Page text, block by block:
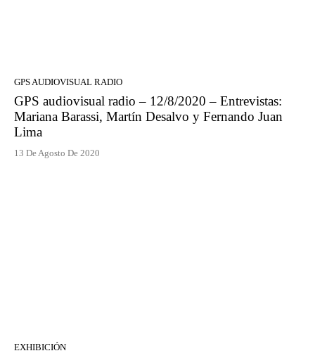
GPS AUDIOVISUAL RADIO
GPS audiovisual radio – 12/8/2020 – Entrevistas:
Mariana Barassi, Martín Desalvo y Fernando Juan
Lima
13 De Agosto De 2020
EXHIBICIÓN